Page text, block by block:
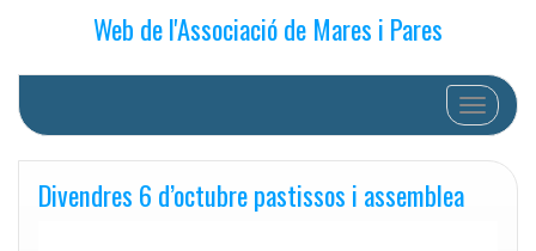
Web de l'Associació de Mares i Pares
Cambiar
Divendres 6 d’octubre pastissos i assemblea